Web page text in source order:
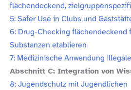
flächendeckend,
5: Safer Use in Clubs und
6: Drug-​Checking flächendeckend
Substanzen etablieren
7: Medizinische Anwendung
Abschnitt C: Integration von
8: Jugendschutz mit Jugendlichen